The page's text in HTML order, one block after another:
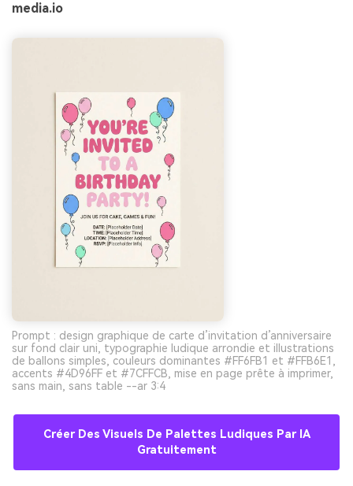
media.io
Prompt : design graphique de carte d’invitation d’anniversaire
sur fond clair uni, typographie ludique arrondie et illustrations
de ballons simples, couleurs dominantes #FF6FB1 et #FFB6E1,
accents #4D96FF et #7CFFCB, mise en page prête à imprimer,
sans main, sans table --ar 3:4
Créer Des Visuels De Palettes Ludiques Par IA
Gratuitement